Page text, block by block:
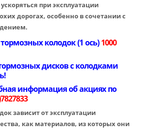
при эксплуатации
дорогах, особенно в сочетании с
колодок (1 ось)1000
дисков с колодками
информация об акциях по
зависит от эксплуатации
как материалов, из которых они